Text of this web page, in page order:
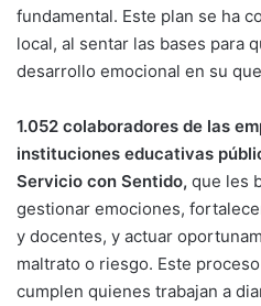
fundamental. Este plan se ha
local, al sentar las bases para
desarrollo emocional en su
1.052 colaboradores de las
instituciones educativas
Servicio con Sentido, que les
gestionar emociones,
y docentes, y actuar
maltrato o riesgo. Este
cumplen quienes trabajan a